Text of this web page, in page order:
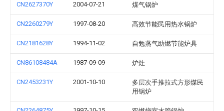
CN2627370Y 2004-07-21 煤气锅炉
CN2260279Y 1997-08-20 高效节能民用热水锅炉
CN2181628Y 1994-11-02 自勉蒸气助燃节能炉具
CN86108484A 1987-09-09 炉灶
CN2453231Y 2001-10-10
多层次手推拉式方形煤民
用锅炉